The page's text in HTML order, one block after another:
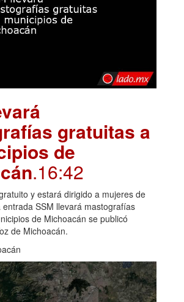
gratuitas a
de
.16:42
y estará dirigido a mujeres de
SSM llevará mastografías
de Michoacán se publicó
de Michoacán.